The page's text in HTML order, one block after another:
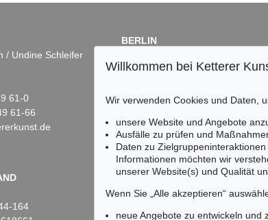
Auktion 560 - Lot 44
€ 825.500
Auktion 436 - Lot 226
EMIL NOLDE
, 1935
Ergebnis:€ 721.000
/ Undine Schleifer
61-0
61-66
BERLIN
Fasanenstr. 70
Tel.: +49 (0)30 88 67 53-63
infoberlin@kettererkunst.de
164
Keine Auktion mehr
Wir informieren Sie
Willkommen bei Ketterer
Wir verwenden Cookies und Daten,
unsere Website und Angebote
Ausfälle zu prüfen und
Daten zu
Informationen möchten wir
unserer Website(s) und Qualität
Wenn Sie „Alle akzeptieren“
neue Angebote zu entwickeln und